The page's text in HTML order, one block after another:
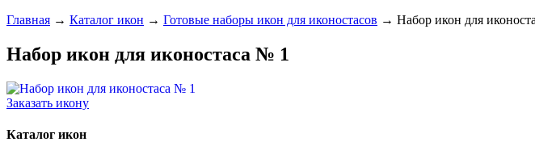
Главная → Каталог икон → Готовые наборы икон для иконостасов → Набор икон для
Набор икон для иконостаса № 1
Заказать икону
Каталог икон